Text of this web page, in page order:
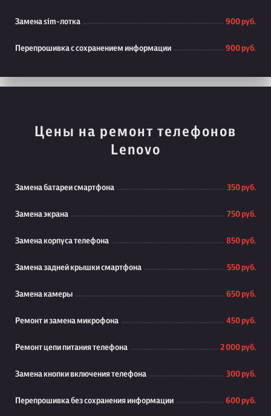
Замена sim-лотка 900 руб.
Перепрошивка с сохранением информации 900 руб.
Цены на ремонт телефонов
Lenovo
Замена батареи смартфона 350 руб.
Замена экрана 750 руб.
Замена корпуса телефона 850 руб.
Замена задней крышки смартфона 550 руб.
Замена камеры 650 руб.
Ремонт и замена микрофона 450 руб.
Ремонт цепи питания телефона 2 000 руб.
Замена кнопки включения телефона 300 руб.
Перепрошивка без сохранения информации 600 руб.